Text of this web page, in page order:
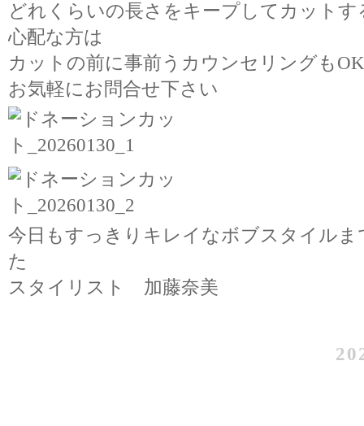
どれくらいの長さをキープしてカット
心配な方は
カットの前に事前うカウンセリングも
お気軽にお問合せ下さい
今日もすっきりキレイなボブスタイル
た
スタイリスト 加藤奈美